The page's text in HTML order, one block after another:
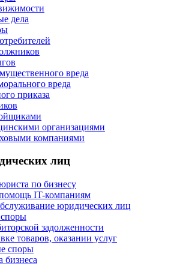
дела
вреда
вреда
приказа
организациями
компаниями
лиц
по бизнесу
IT-компаниям
юридических лиц
задолженности
товаров, оказании услуг
споры
бизнеса